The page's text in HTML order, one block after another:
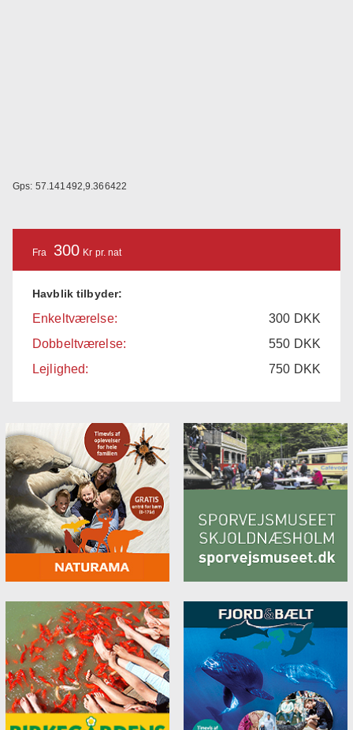
Gps: 57.141492,9.366422
Fra 300 Kr pr. nat
Havblik tilbyder:
Enkeltværelse: 300 DKK
Dobbeltværelse:
550 DKK
Lejlighed:
750 DKK